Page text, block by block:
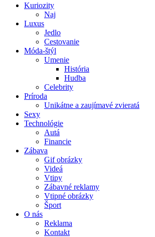
Kuriozity
Naj
Luxus
Jedlo
Cestovanie
Móda-štýl
Umenie
História
Hudba
Celebrity
Príroda
Unikátne a zaujímavé zvieratá
Sexy
Technológie
Autá
Financie
Zábava
Gif obrázky
Videá
Vtipy
Zábavné reklamy
Vtipné obrázky
Šport
O nás
Reklama
Kontakt